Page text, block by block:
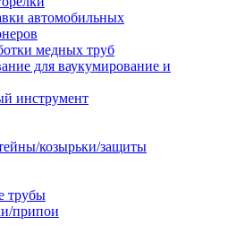
автомобильных
медных труб
для ваукумирование и
инструмент
козырьки/защиты
трубы
припои